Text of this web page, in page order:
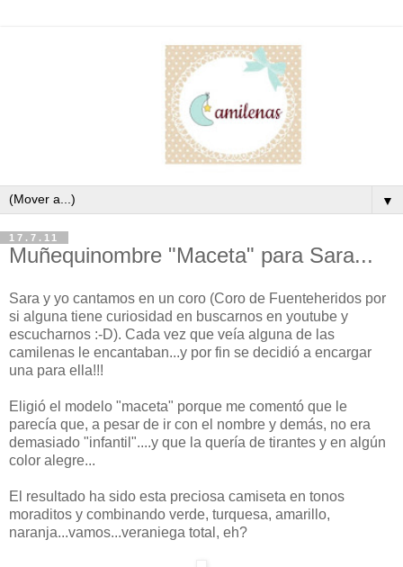
▼
17.7.11
Muñequinombre "Maceta" para Sara...
Sara y yo cantamos en un coro (Coro de Fuenteheridos por
si alguna tiene curiosidad en buscarnos en youtube y
escucharnos :-D). Cada vez que veía alguna de las
camilenas le encantaban...y por fin se decidió a encargar
una para ella!!!
Eligió el modelo "maceta" porque me comentó que le
parecía que, a pesar de ir con el nombre y demás, no era
demasiado "infantil"....y que la quería de tirantes y en algún
color alegre...
El resultado ha sido esta preciosa camiseta en tonos
moraditos y combinando verde, turquesa, amarillo,
naranja...vamos...veraniega total, eh?